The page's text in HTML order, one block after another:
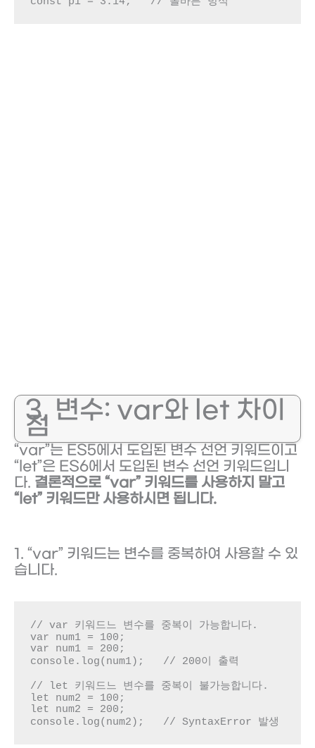
3. 변수: var와 let 차이
점
“var”는 ES5에서 도입된 변수 선언 키워드이고
“let”은 ES6에서 도입된 변수 선언 키워드입니
다. 결론적으로 “var” 키워드를 사용하지 말고
“let” 키워드만 사용하시면 됩니다.
1. “var” 키워드는 변수를 중복하여 사용할 수 있
습니다.
// var 키워드느 변수를 중복이 가능합니다.
var num1 = 100;
var num1 = 200;
console.log(num1);   // 200이 출력
// let 키워드느 변수를 중복이 불가능합니다.
let num2 = 100;
let num2 = 200;
console.log(num2);   // SyntaxError 발생